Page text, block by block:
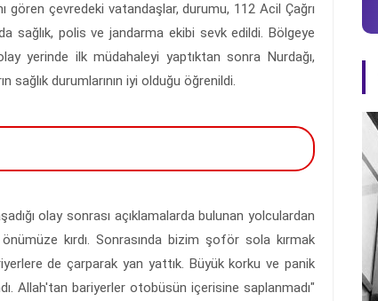
gören çevredeki vatandaşlar, durumu, 112 Acil Çağrı
sağlık, polis ve jandarma ekibi sevk edildi. Bölgeye
yerinde ilk müdahaleyi yaptıktan sonra Nurdağı,
sağlık durumlarının iyi olduğu öğrenildi.
olay sonrası açıklamalarda bulunan yolculardan
kırdı. Sonrasında bizim şoför sola kırmak
de çarparak yan yattık. Büyük korku ve panik
Allah'tan bariyerler otobüsün içerisine saplanmadı"